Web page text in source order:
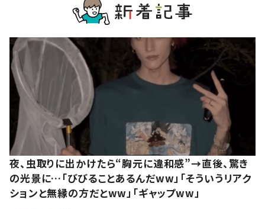
夜、虫取りに出かけたら“胸元に違和感”→直後、驚き
の光景に…「びびることあるんだww」「そういうリアク
ションと無縁の方だとww」「ギャップww」